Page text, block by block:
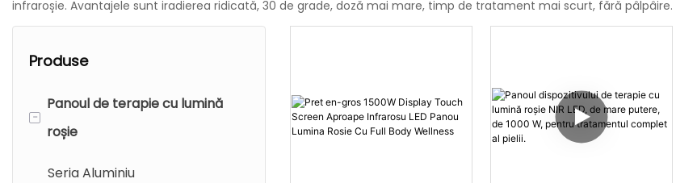
infraroșie. Avantajele sunt iradierea ridicată, 30 de grade, doză mai mare, timp de tratament mai scurt, fără
Produse
-
Panoul de terapie cu lumină
roșie
Seria Aluminiu